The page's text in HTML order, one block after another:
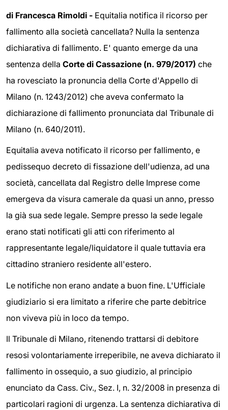
di Francesca Rimoldi - Equitalia notifica il ricorso per
fallimento alla società cancellata? Nulla la sentenza
dichiarativa di fallimento. E' quanto emerge da una
sentenza della Corte di Cassazione (n. 979/2017) che
ha rovesciato la pronuncia della Corte d'Appello di
Milano (n. 1243/2012) che aveva confermato la
dichiarazione di fallimento pronunciata dal Tribunale di
Milano (n. 640/2011).
Equitalia aveva notificato il ricorso per fallimento, e
pedissequo decreto di fissazione dell'udienza, ad una
società, cancellata dal Registro delle Imprese come
emergeva da visura camerale da quasi un anno, presso
la già sua sede legale. Sempre presso la sede legale
erano stati notificati gli atti con riferimento al
rappresentante legale/liquidatore il quale tuttavia era
cittadino straniero residente all'estero.
Le notifiche non erano andate a buon fine. L'Ufficiale
giudiziario si era limitato a riferire che parte debitrice
non viveva più in loco da tempo.
Il Tribunale di Milano, ritenendo trattarsi di debitore
resosi volontariamente irreperibile, ne aveva dichiarato il
fallimento in ossequio, a suo giudizio, al principio
enunciato da Cass. Civ., Sez. I, n. 32/2008 in presenza di
particolari ragioni di urgenza. La sentenza dichiarativa di